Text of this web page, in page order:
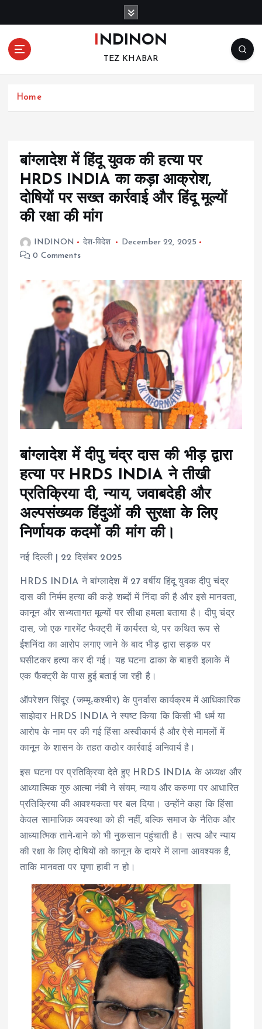
o
INDINON
TEZ KHABAR
Home
बांग्लादेश में हिंदू युवक की हत्या पर
HRDS INDIA का कड़ा आक्रोश,
दोषियों पर सख्त कार्रवाई और हिंदू मूल्यों
की रक्षा की मांग
INDINON देश-विदेश
December 22, 2025
0 Comments
बांग्लादेश में दीपु चंद्र दास की भीड़ द्वारा
हत्या पर HRDS INDIA ने तीखी
प्रतिक्रिया दी, न्याय, जवाबदेही और
अल्पसंख्यक हिंदुओं की सुरक्षा के लिए
निर्णायक कदमों की मांग की।
नई दिल्ली | 22 दिसंबर 2025
HRDS INDIA ने बांग्लादेश में 27 वर्षीय हिंदू युवक दीपु चंद्र
दास की निर्मम हत्या की कड़े शब्दों में निंदा की है और इसे मानवता,
कानून और सभ्यतागत मूल्यों पर सीधा हमला बताया है। दीपु चंद्र
दास, जो एक गारमेंट फैक्ट्री में कार्यरत थे, पर कथित रूप से
ईशनिंदा का आरोप लगाए जाने के बाद भीड़ द्वारा सड़क पर
घसीटकर हत्या कर दी गई। यह घटना ढाका के बाहरी इलाके में
एक फैक्ट्री के पास हुई बताई जा रही है।
ऑपरेशन सिंदूर (जम्मू-कश्मीर) के पुनर्वास कार्यक्रम में आधिकारिक
साझेदार HRDS INDIA ने स्पष्ट किया कि किसी भी धर्म या
आरोप के नाम पर की गई हिंसा अस्वीकार्य है और ऐसे मामलों में
कानून के शासन के तहत कठोर कार्रवाई अनिवार्य है।
इस घटना पर प्रतिक्रिया देते हुए HRDS INDIA के अध्यक्ष और
आध्यात्मिक गुरु आत्मा नंबी ने संयम, न्याय और करुणा पर आधारित
प्रतिक्रिया की आवश्यकता पर बल दिया। उन्होंने कहा कि हिंसा
केवल सामाजिक व्यवस्था को ही नहीं, बल्कि समाज के नैतिक और
आध्यात्मिक ताने-बाने को भी नुकसान पहुंचाती है। सत्य और न्याय
की रक्षा के लिए दोषियों को कानून के दायरे में लाना आवश्यक है,
ताकि मानवता पर घृणा हावी न हो।